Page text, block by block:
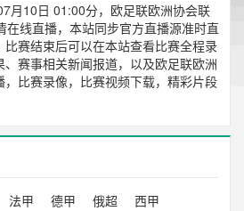
月10日 01:00分，欧足联欧洲协会联
在线直播，本站同步官方直播源准时直
赛结束后可以在本站查看比赛全程录
赛事相关新闻报道，以及欧足联欧洲
比赛录像，比赛视频下载，精彩片段
法甲 德甲 俄超
西甲